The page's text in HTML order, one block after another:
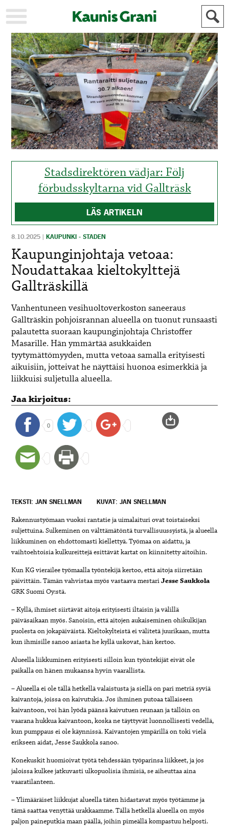
KAUPUNKI
STADEN
AJANKOHTAISTA
AKTUELLT
URHEILU
IDROTT
KULTTUURI
KULTUR
HISTORIA
HISTORIA
YLEINEN
ALLMÄN
MAINOSTAJILLE
FÖR
ANNONSÖRER
Stadsdirektören vädjar: Följ
förbudsskyltarna vid Gallträsk
LÄS ARTIKELN
8.10.2025 |KAUPUNKI - STADEN
Kaupunginjohtaja vetoaa:
Noudattakaa kieltokylttejä
Gallträskillä
Vanhentuneen vesihuoltoverkoston saneeraus
Gallträskin pohjoisrannan alueella on tuonut runsaasti
palautetta suoraan kaupunginjohtaja Christoffer
Masarille. Hän ymmärtää asukkaiden
tyytymättömyyden, mutta vetoaa samalla erityisesti
aikuisiin, jotteivat he näyttäisi huonoa esimerkkiä ja
liikkuisi suljetulla alueella.
Jaa kirjoitus:
0
TEKSTI: JAN SNELLMAN KUVAT: JAN SNELLMAN
Rakennustyömaan vuoksi rantatie ja uimalaituri ovat toistaiseksi
suljettuina. Sulkeminen on välttämätöntä turvallisuussyistä, ja alueella
liikkuminen on ehdottomasti kiellettyä. Työmaa on aidattu, ja
vaihtoehtoisia kulkureittejä esittävät kartat on kiinnitetty aitoihin.
Kun KG vierailee työmaalla työntekijä kertoo, että aitoja siirretään
päivittäin. Tämän vahvistaa myös vastaava mestariJesse Saukkola
GRK Suomi Oy:stä.
– Kyllä, ihmiset siirtävät aitoja erityisesti iltaisin ja välillä
päiväsaikaan myös. Sanoisin, että aitojen aukaiseminen ohikulkijan
puolesta on jokapäiväistä. Kieltokylteistä ei välitetä juurikaan, mutta
kun ihmisille sanoo asiasta he kyllä uskovat, hän kertoo.
Alueella liikkuminen erityisesti silloin kun työntekijät eivät ole
paikalla on hänen mukaansa hyvin vaarallista.
– Alueella ei ole tällä hetkellä valaistusta ja siellä on pari metriä syviä
kaivantoja, joissa on kaivutukia. Jos ihminen putoaa tällaiseen
kaivantoon, voi hän lyödä päänsä kaivutuen reunaan ja tällöin on
vaarana hukkua kaivantoon, koska ne täyttyvät luonnollisesti vedellä,
kun pumppaus ei ole käynnissä. Kaivantojen ympärillä on toki vielä
erikseen aidat, Jesse Saukkola sanoo.
Konekuskit huomioivat työtä tehdessään työparinsa liikkeet, ja jos
jaloissa kulkee jatkuvasti ulkopuolisia ihmisiä, se aiheuttaa aina
vaaratilanteen.
– Ylimääräiset liikkujat alueella täten hidastavat myös työtämme ja
tämä saattaa venyttää urakkaamme. Tällä hetkellä alueella on myös
paljon paineputkia maan päällä, joihin pimeällä kompastuu helposti.